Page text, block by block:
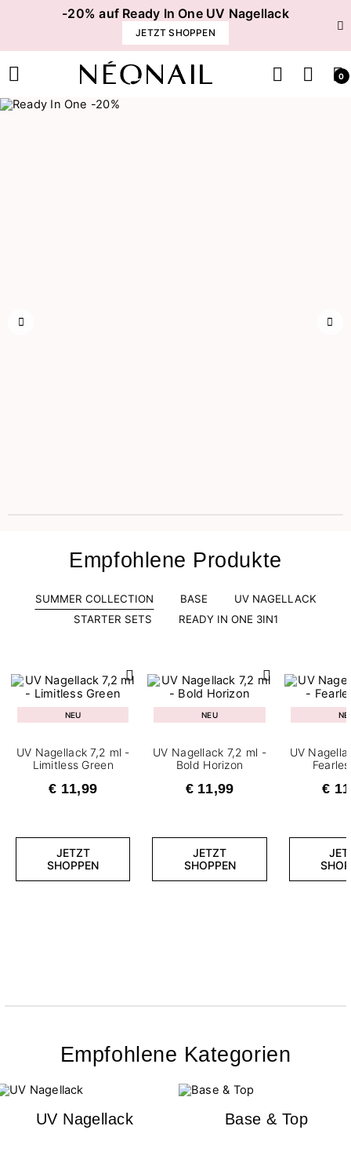
-20% auf Ready In One UV Nagellack
JETZT SHOPPEN
0
Empfohlene Produkte
SUMMER COLLECTION BASE
UV NAGELLACK
STARTER SETS
READY IN ONE 3IN1
NEU
UV Nagellack 7,2 ml -
Limitless Green
€ 11,99
JETZT
SHOPPEN
NEU
UV Nagellack 7,2 ml -
Bold Horizon
€ 11,99
JETZT
SHOPPEN
UV
€
Empfohlene Kategorien
UV Nagellack Base & Top